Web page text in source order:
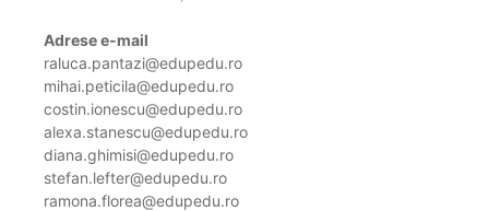
Adrese e-mail
raluca.pantazi@edupedu.ro
mihai.peticila@edupedu.ro
costin.ionescu@edupedu.ro
alexa.stanescu@edupedu.ro
diana.ghimisi@edupedu.ro
stefan.lefter@edupedu.ro
ramona.florea@edupedu.ro